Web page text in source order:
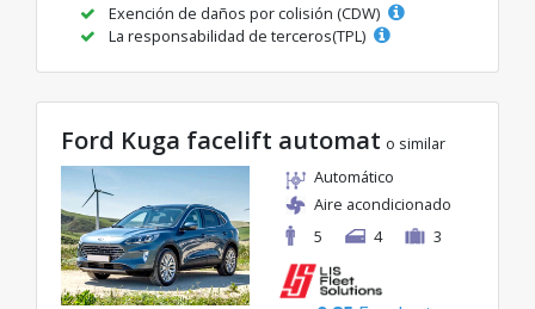
Exención de daños por colisión (CDW)
La responsabilidad de terceros(TPL)
Ford Kuga facelift automat o similar
Automático
Aire acondicionado
5
4 3